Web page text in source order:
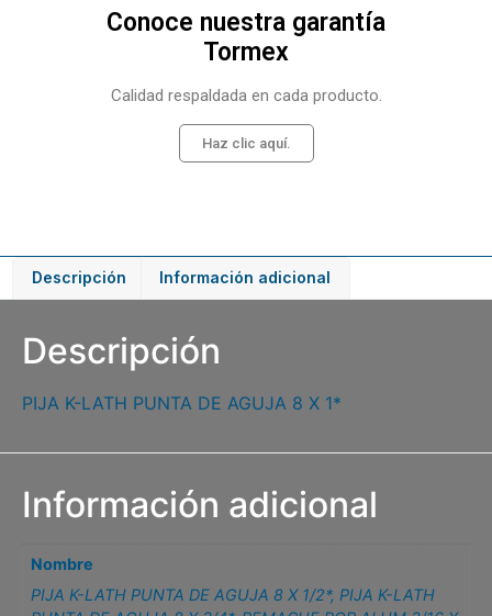
Conoce nuestra garantía
Tormex
Calidad respaldada en cada producto.
Haz clic aquí.
Descripción Información adicional
Descripción
PIJA K-LATH PUNTA DE AGUJA 8 X 1*
Información adicional
Nombre
PIJA K-LATH PUNTA DE AGUJA 8 X 1/2*,PIJA K-LATH